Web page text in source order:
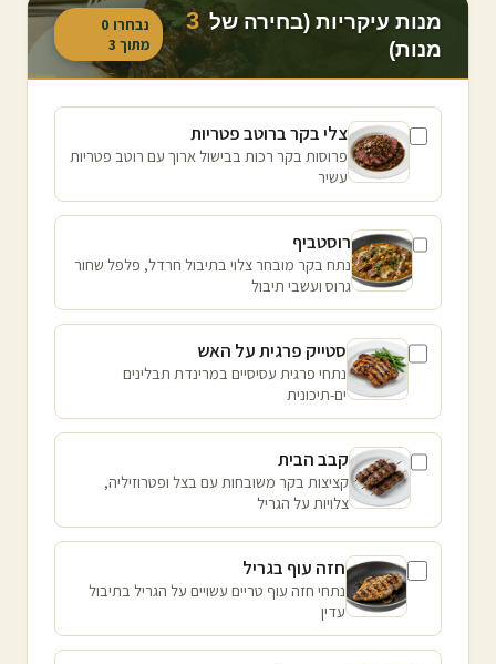
מנות עיקריות (בחירה של 3
מנות)
נבחרו 0
מתוך 3
צלי בקר ברוטב פטריות
פרוסות בקר רכות בבישול ארוך עם רוטב פטריות
עשיר
רוסטביף
נתח בקר מובחר צלוי בתיבול חרדל, פלפל שחור
גרוס ועשבי תיבול
סטייק פרגית על האש
נתחי פרגית עסיסיים במרינדת תבלינים
ים-תיכונית
קבב הבית
קציצות בקר משובחות עם בצל ופטרוזיליה,
צלויות על הגריל
חזה עוף בגריל
נתחי חזה עוף טריים עשויים על הגריל בתיבול
עדין